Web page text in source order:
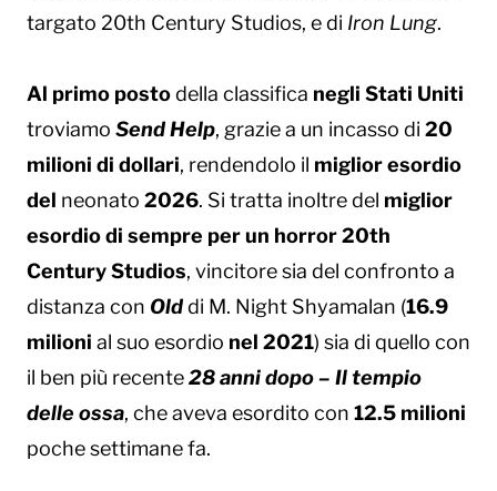
targato 20th Century Studios, e di Iron Lung.
Al primo postodella classifica negli Stati Uniti
troviamo Send Help, grazie a un incasso di 20
milioni di dollari, rendendolo il miglior esordio
del neonato 2026. Si tratta inoltre del miglior
esordio di sempre per un horror 20th
Century Studios, vincitore sia del confronto a
distanza con Olddi M. Night Shyamalan (16.9
milioni al suo esordio nel 2021) sia di quello con
il ben più recente28 anni dopo – Il tempio
delle ossa, che aveva esordito con 12.5 milioni
poche settimane fa.